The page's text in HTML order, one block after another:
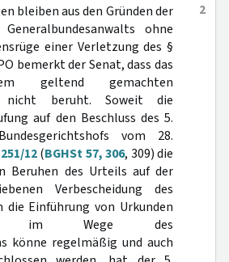
2
bleiben aus den Gründen der
ohne
einer Verletzung des §
bemerkt der Senat, dass das
geltend gemachten
nicht beruht. Soweit die
auf den Beschluss des 5.
vom 28.
12(BGHSt 57, 306, 309) die
Beruhen des Urteils auf der
Verbescheidung des
die Einführung von Urkunden
im Wege des
könne regelmäßig und auch